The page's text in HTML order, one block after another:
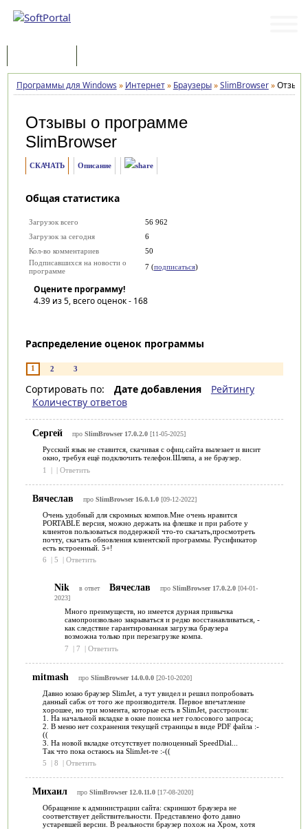
Программы для Windows » Интернет» Браузеры»SlimBrowser»Отзывы
Отзывы о программе
SlimBrowser
СКАЧАТЬ Описание
Общая статистика
Загрузок всего
56 962
Загрузок за сегодня
6
Кол-во комментариев
50
Подписавшихся на новости о
программе
7 (подписаться)
Оцените программу!
4.39из 5, всего оценок - 168
Распределение оценок программы
1 2 3
Сортировать по: Дате добавления
Рейтингу
Количеству ответов
Сергей про SlimBrowser 17.0.2.0[11-05-2025]
Русский язык не ставится, скачивая с офиц.сайта вылезает и висит
окно, требуя ещё подключить телефон.Шляпа, а не браузер.
1
| | Ответить
Вячеслав про SlimBrowser 16.0.1.0[09-12-2022]
Очень удобный для скромных компов.Мне очень нравится
PORTABLE версия, можно держать на флешке и при работе у
клиентов пользоваться поддержкой что-то скачать,просмотреть
почту, скачать обновления клиентской программы. Русификатор
есть встроенный. 5+!
6
| 5 | Ответить
Nik в ответ Вячеслав про SlimBrowser 17.0.2.0[04-01-
2023]
Много преимуществ, но имеется дурная привычка
самопроизвольно закрываться и редко восстанавливаться, -
как следствие гарантированная загрузка браузера
возможна только при перезагрузке компа.
7
| 7 | Ответить
mitmash про SlimBrowser 14.0.0.0[20-10-2020]
Давно юзаю браузер SlimJet, а тут увидел и решил попробовать
данный сабж от того же производителя. Первое впечатление
хорошее, но три момента, которые есть в SlimJet, расстроили:
1. На начальной вкладке в окне поиска нет голосового запроса;
2. В меню нет сохранения текущей страницы в виде PDF файла :-
((
3. На новой вкладке отсутствует полноценный SpeedDial...
Так что пока остаюсь на SlimJet-те :-((
5
| 8 | Ответить
Михаил про SlimBrowser 12.0.11.0[17-08-2020]
Обращение к администрации сайта: скриншот браузера не
соответствует действительности. Представлено фото давно
устаревшей версии. В реальности браузер похож на Хром, хотя